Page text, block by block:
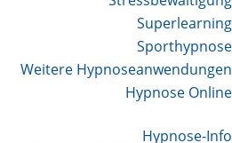
Superlearning
Sporthypnose
Weitere Hypnoseanwendungen
Hypnose Online
Hypnose-Info